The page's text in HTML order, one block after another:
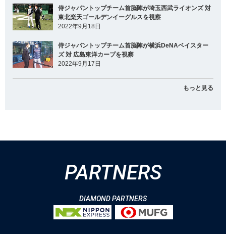
侍ジャパントップチーム首脳陣が埼玉西武ライオンズ 対
東北楽天ゴールデンイーグルスを視察
2022年9月18日
侍ジャパントップチーム首脳陣が横浜DeNAベイスター
ズ 対 広島東洋カープを視察
2022年9月17日
もっと見る
PARTNERS
DIAMOND PARTNERS